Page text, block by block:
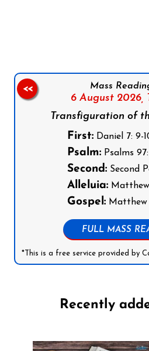
Mass
6 August 2026,
Transfiguration of
First:Daniel 7: 9-
Psalm:Psalms 97:
Second:Second
Alleluia:Matthew
Gospel:Matthew
FULL MASS
*This is a free service provided by
<<
Recently